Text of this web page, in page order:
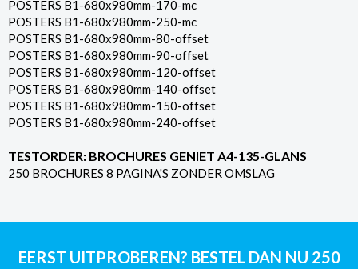
POSTERS B1-680x980mm-170-mc
POSTERS B1-680x980mm-250-mc
POSTERS B1-680x980mm-80-offset
POSTERS B1-680x980mm-90-offset
POSTERS B1-680x980mm-120-offset
POSTERS B1-680x980mm-140-offset
POSTERS B1-680x980mm-150-offset
POSTERS B1-680x980mm-240-offset
TESTORDER: BROCHURES GENIET A4-135-GLANS
250 BROCHURES 8 PAGINA'S ZONDER OMSLAG
EERST UITPROBEREN? BESTEL DAN NU 250